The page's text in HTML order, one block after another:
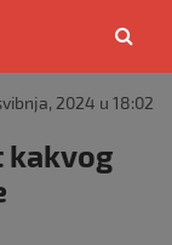
2024 u 18:02
kakvog